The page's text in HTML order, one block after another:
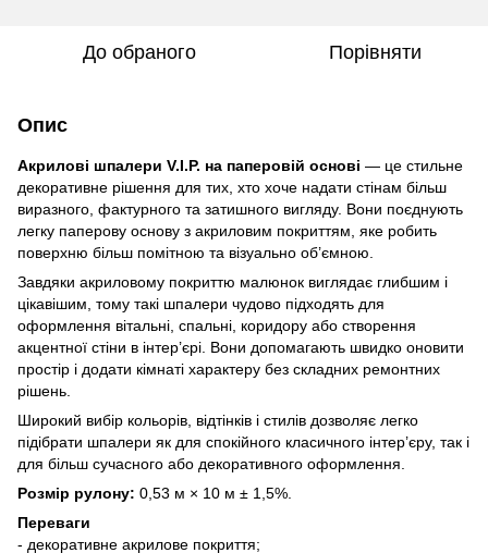
До обраного Порівняти
Опис
Акрилові шпалери V.I.P. на паперовій основі — це стильне
декоративне рішення для тих, хто хоче надати стінам більш
виразного, фактурного та затишного вигляду. Вони поєднують
легку паперову основу з акриловим покриттям, яке робить
поверхню більш помітною та візуально об’ємною.
Завдяки акриловому покриттю малюнок виглядає глибшим і
цікавішим, тому такі шпалери чудово підходять для
оформлення вітальні, спальні, коридору або створення
акцентної стіни в інтер’єрі. Вони допомагають швидко оновити
простір і додати кімнаті характеру без складних ремонтних
рішень.
Широкий вибір кольорів, відтінків і стилів дозволяє легко
підібрати шпалери як для спокійного класичного інтер’єру, так і
для більш сучасного або декоративного оформлення.
Розмір рулону: 0,53 м × 10 м ± 1,5%.
Переваги
- декоративне акрилове покриття;